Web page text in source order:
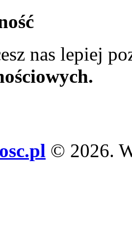
nas lepiej
© 2026.